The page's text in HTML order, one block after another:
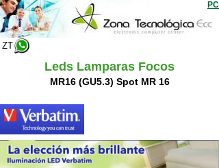
PC
ZT
Leds Lamparas Focos
MR16 (GU5.3) Spot MR 16